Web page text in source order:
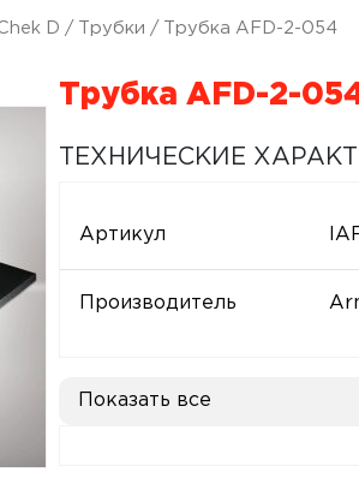
D / Трубки / Трубка AFD-2-054
Трубка AFD-2-
ТЕХНИЧЕСКИЕ
Артикул
Производитель
Показать все